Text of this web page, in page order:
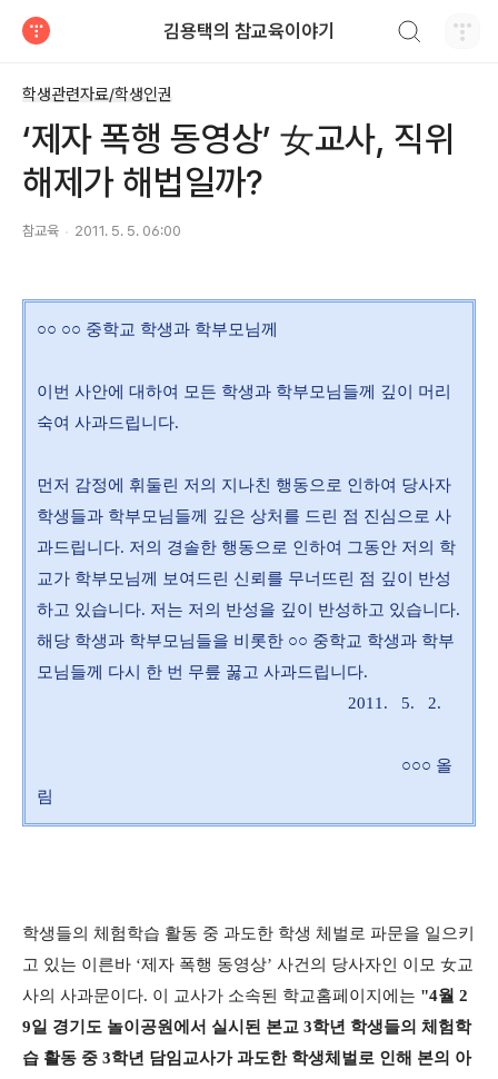
김용택의 참교육이야기
학생관련자료/학생인권
‘제자 폭행 동영상’ 女교사, 직위
해제가 해법일까?
참교육 2011. 5. 5. 06:00
○○ ○○ 중학교 학생과 학부모님께
이번 사안에 대하여 모든 학생과 학부모님들께 깊이 머리
숙여 사과드립니다.
먼저 감정에 휘둘린 저의 지나친 행동으로 인하여 당사자
학생들과 학부모님들께 깊은 상처를 드린 점 진심으로 사
과드립니다. 저의 경솔한 행동으로 인하여 그동안 저의 학
교가 학부모님께 보여드린 신뢰를 무너뜨린 점 깊이 반성
하고 있습니다. 저는 저의 반성을 깊이 반성하고 있습니다.
해당 학생과 학부모님들을 비롯한 ○○ 중학교 학생과 학부
모님들께 다시 한 번 무릎 꿇고 사과드립니다.
2011. 5. 2.
○○○ 올
림
학생들의 체험학습 활동 중 과도한 학생 체벌로 파문을 일으키
고 있는 이른바 ‘제자 폭행 동영상’ 사건의 당사자인 이모 女교
사의 사과문이다. 이 교사가 소속된 학교홈페이지에는 "4월 2
9일 경기도 놀이공원에서 실시된 본교 3학년 학생들의 체험학
습 활동 중 3학년 담임교사가 과도한 학생체벌로 인해 본의 아